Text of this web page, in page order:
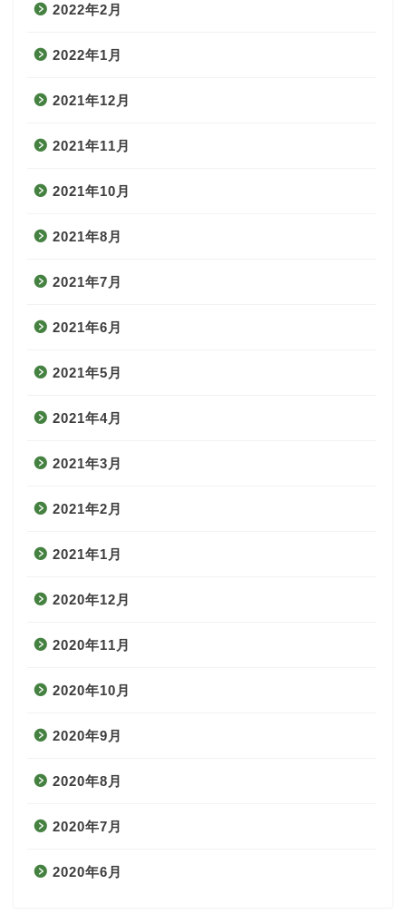
2022年2月
2022年1月
2021年12月
2021年11月
2021年10月
2021年8月
2021年7月
2021年6月
2021年5月
2021年4月
2021年3月
2021年2月
2021年1月
2020年12月
2020年11月
2020年10月
2020年9月
2020年8月
2020年7月
2020年6月